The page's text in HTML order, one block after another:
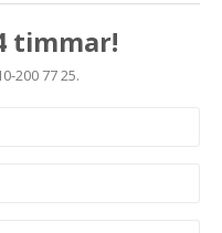
timmar!
200 77 25.